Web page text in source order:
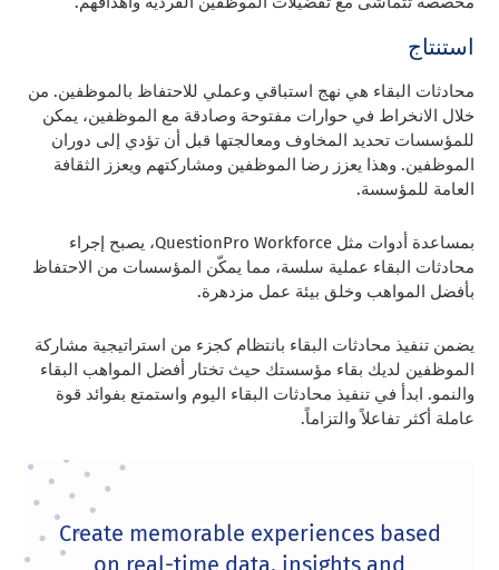
استنتاج
محادثات البقاء هي نهج استباقي وعملي للاحتفاظ بالموظفين. من
خلال الانخراط في حوارات مفتوحة وصادقة مع الموظفين، يمكن
للمؤسسات تحديد المخاوف ومعالجتها قبل أن تؤدي إلى دوران
الموظفين. وهذا يعزز رضا الموظفين ومشاركتهم ويعزز الثقافة
العامة للمؤسسة.
بمساعدة أدوات مثل QuestionPro Workforce، يصبح إجراء
محادثات البقاء عملية سلسة، مما يمكّن المؤسسات من الاحتفاظ
بأفضل المواهب وخلق بيئة عمل مزدهرة.
يضمن تنفيذ محادثات البقاء بانتظام كجزء من استراتيجية مشاركة
الموظفين لديك بقاء مؤسستك حيث تختار أفضل المواهب البقاء
والنمو. ابدأ في تنفيذ محادثات البقاء اليوم واستمتع بفوائد قوة
عاملة أكثر تفاعلاً والتزاماً.
Create memorable experiences based
on real-time data, insights and